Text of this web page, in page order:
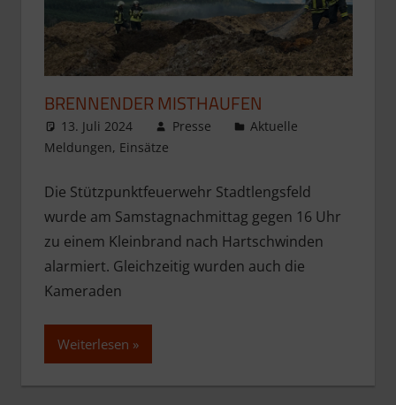
BRENNENDER MISTHAUFEN
13. Juli 2024 Presse
Aktuelle
Meldungen, Einsätze
Die Stützpunktfeuerwehr Stadtlengsfeld
wurde am Samstagnachmittag gegen 16 Uhr
zu einem Kleinbrand nach Hartschwinden
alarmiert. Gleichzeitig wurden auch die
Kameraden
Weiterlesen